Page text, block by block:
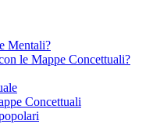
Mentali?
le Mappe Concettuali?
Concettuali